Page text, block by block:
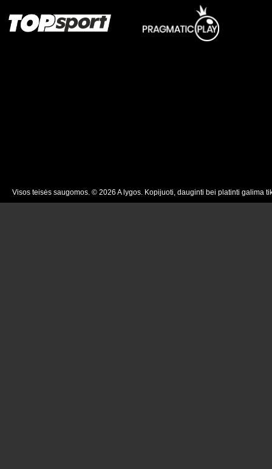
Visos teisės saugomos. © 2026 A lygos. Kopijuoti, dauginti bei platinti galima